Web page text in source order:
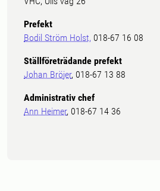
Prefekt
Bodil Ström Holst, 018-67 16 08
Ställföreträdande prefekt
Johan Bröjer, 018-67 13 88
Administrativ chef
Ann Heimer, 018-67 14 36